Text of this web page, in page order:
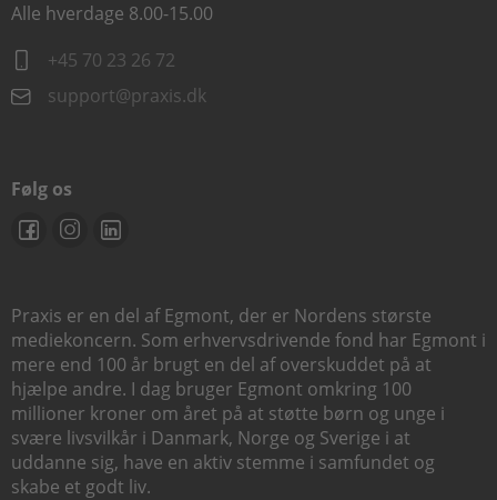
Alle hverdage 8.00-15.00
+45 70 23 26 72
support@praxis.dk
Følg os
Praxis er en del af Egmont, der er Nordens største
mediekoncern. Som erhvervsdrivende fond har Egmont i
mere end 100 år brugt en del af overskuddet på at
hjælpe andre. I dag bruger Egmont omkring 100
millioner kroner om året på at støtte børn og unge i
svære livsvilkår i Danmark, Norge og Sverige i at
uddanne sig, have en aktiv stemme i samfundet og
skabe et godt liv.